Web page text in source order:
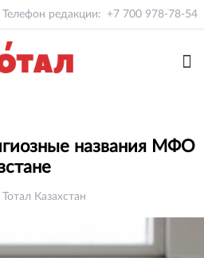
Телефон редакции: +7 700 978-78-54
названия МФО
Казахстан